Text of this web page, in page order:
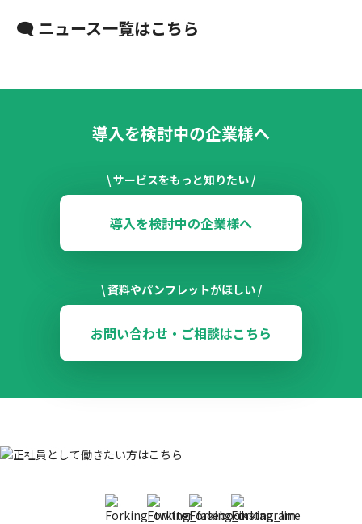
🗨 ニュース一覧はこちら
導入を検討中の企業様へ
\ サービスをもっと知りたい /
導入を検討中の企業様へ
\ 資料やパンフレットがほしい /
お問い合わせ・ご相談はこちら